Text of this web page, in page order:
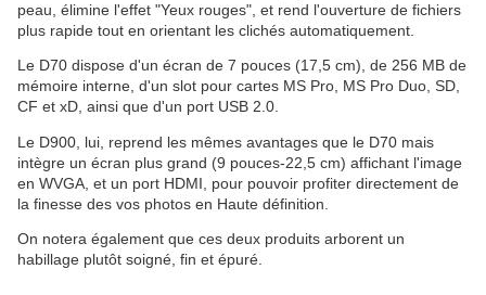
peau, élimine l'effet "Yeux rouges", et rend l'ouverture de fichiers
plus rapide tout en orientant les clichés automatiquement.
Le D70 dispose d'un écran de 7 pouces (17,5 cm), de 256 MB de
mémoire interne, d'un slot pour cartes MS Pro, MS Pro Duo, SD,
CF et xD, ainsi que d'un port USB 2.0.
Le D900, lui, reprend les mêmes avantages que le D70 mais
intègre un écran plus grand (9 pouces-22,5 cm) affichant l'image
en WVGA, et un port HDMI, pour pouvoir profiter directement de
la finesse des vos photos en Haute définition.
On notera également que ces deux produits arborent un
habillage plutôt soigné, fin et épuré.